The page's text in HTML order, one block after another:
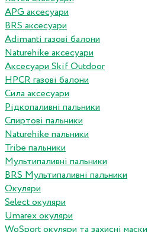
APG аксесуари
BRS аксесуари
Adimanti газові балони
Naturehike аксесуари
Аксесуари Skif Outdoor
HPCR газові балони
Сила аксесуари
Рідкопаливні пальники
Спиртові пальники
Naturehike пальники
Tribe пальники
Мультипаливні пальники
BRS Мультипаливні пальники
Окуляри
Select окуляри
Umarex окуляри